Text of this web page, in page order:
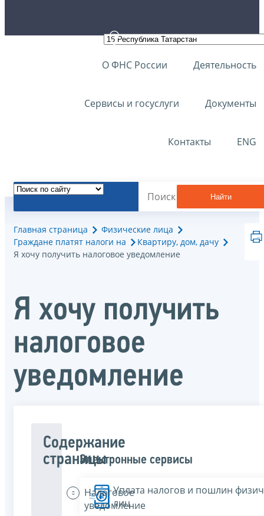
О ФНС России Деятельность
Сервисы и госуслуги Документы
Контакты ENG
Найти
Главная страница
Физические лица
Граждане платят налоги на
Квартиру, дом, дачу
Я хочу получить налоговое уведомление
Я хочу получить
налоговое
уведомление
Содержание
страницы
Налоговое
уведомление
Электронные сервисы
Уплата налогов и пошлин
лиц